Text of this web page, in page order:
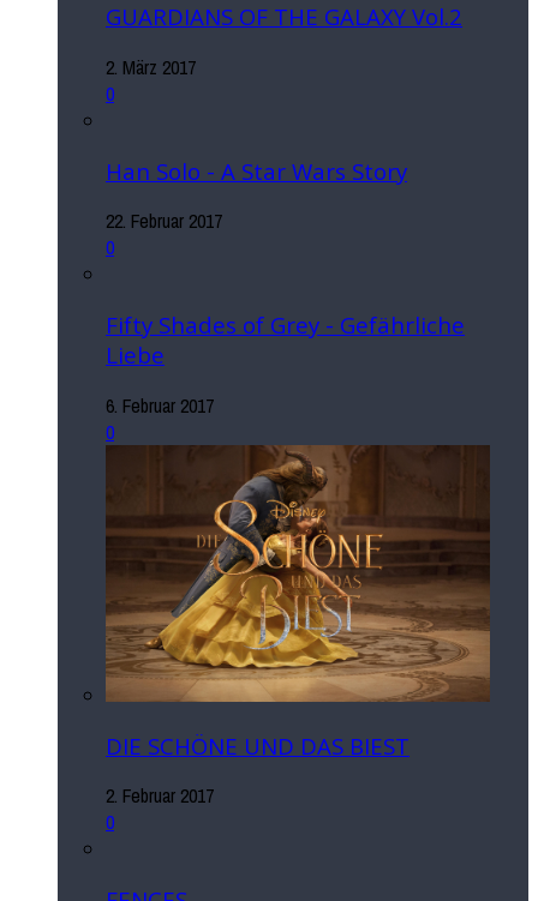
GUARDIANS OF THE GALAXY Vol.2
2. März 2017
0
Han Solo - A Star Wars Story
22. Februar 2017
0
Fifty Shades of Grey - Gefährliche
Liebe
6. Februar 2017
0
DIE SCHÖNE UND DAS BIEST
2. Februar 2017
0